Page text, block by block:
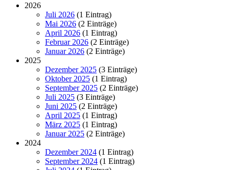
2026
Juli 2026 (1 Eintrag)
Mai 2026 (2 Einträge)
April 2026 (1 Eintrag)
Februar 2026 (2 Einträge)
Januar 2026 (2 Einträge)
2025
Dezember 2025 (3 Einträge)
Oktober 2025 (1 Eintrag)
September 2025 (2 Einträge)
Juli 2025 (3 Einträge)
Juni 2025 (2 Einträge)
April 2025 (1 Eintrag)
März 2025 (1 Eintrag)
Januar 2025 (2 Einträge)
2024
Dezember 2024 (1 Eintrag)
September 2024 (1 Eintrag)